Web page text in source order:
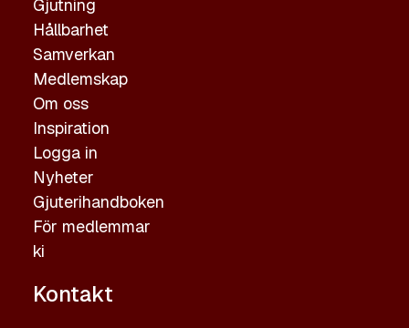
Gjutning
Hållbarhet
Samverkan
Medlemskap
Om oss
Inspiration
Logga in
Nyheter
Gjuterihandboken
För medlemmar
ki
Kontakt